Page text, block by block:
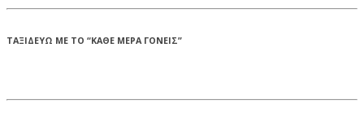
ΤΑΞΙΔΕΥΩ ΜΕ ΤΟ “ΚΑΘΕ ΜΕΡΑ ΓΟΝΕΙΣ”